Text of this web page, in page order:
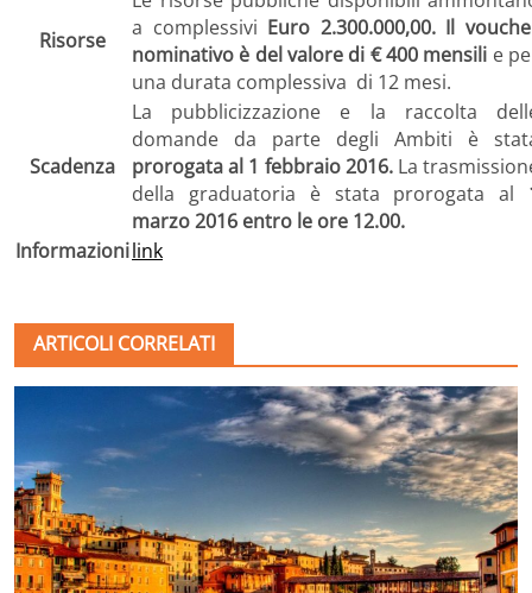
Risorse
a complessivi Euro 2.300.000,00. Il
nominativo è del valore di € 400 mensili e
una durata complessiva di 12 mesi.
Scadenza
La pubblicizzazione e la raccolta
domande da parte degli Ambiti è
prorogata al 1 febbraio 2016.La
della graduatoria è stata prorogata al
marzo 2016 entro le ore 12.00.
Informazionilink
ARTICOLI CORRELATI